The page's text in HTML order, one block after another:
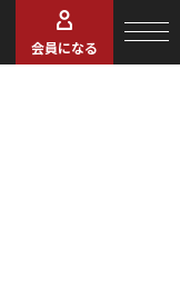
会員になる